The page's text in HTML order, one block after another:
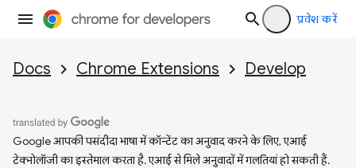
प्रवेश करें
Docs Chrome Extensions Develop
Google आपकी पसंदीदा भाषा में कॉन्टेंट का अनुवाद करने के लिए, एआई
टेक्नोलॉजी का इस्तेमाल करता है. एआई से मिले अनुवादों में गलतियां हो सकती हैं.